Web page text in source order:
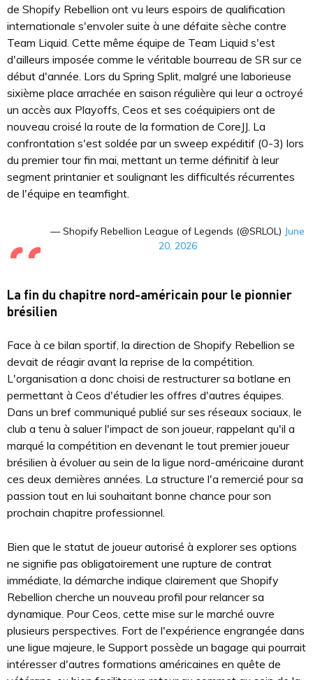
de Shopify Rebellion ont vu leurs espoirs de qualification
internationale s'envoler suite à une défaite sèche contre
Team Liquid. Cette même équipe de Team Liquid s'est
d'ailleurs imposée comme le véritable bourreau de SR sur ce
début d'année. Lors du Spring Split, malgré une laborieuse
sixième place arrachée en saison régulière qui leur a octroyé
un accès aux Playoffs, Ceos et ses coéquipiers ont de
nouveau croisé la route de la formation de CoreJJ. La
confrontation s'est soldée par un sweep expéditif (0-3) lors
du premier tour fin mai, mettant un terme définitif à leur
segment printanier et soulignant les difficultés récurrentes
de l'équipe en teamfight.
— Shopify Rebellion League of Legends (@SRLOL) June
20, 2026
La fin du chapitre nord-américain pour le pionnier
brésilien
Face à ce bilan sportif, la direction de Shopify Rebellion se
devait de réagir avant la reprise de la compétition.
L'organisation a donc choisi de restructurer sa botlane en
permettant à Ceos d'étudier les offres d'autres équipes.
Dans un bref communiqué publié sur ses réseaux sociaux, le
club a tenu à saluer l'impact de son joueur, rappelant qu'il a
marqué la compétition en devenant le tout premier joueur
brésilien à évoluer au sein de la ligue nord-américaine durant
ces deux dernières années. La structure l'a remercié pour sa
passion tout en lui souhaitant bonne chance pour son
prochain chapitre professionnel.
Bien que le statut de joueur autorisé à explorer ses options
ne signifie pas obligatoirement une rupture de contrat
immédiate, la démarche indique clairement que Shopify
Rebellion cherche un nouveau profil pour relancer sa
dynamique. Pour Ceos, cette mise sur le marché ouvre
plusieurs perspectives. Fort de l'expérience engrangée dans
une ligue majeure, le Support possède un bagage qui pourrait
intéresser d'autres formations américaines en quête de